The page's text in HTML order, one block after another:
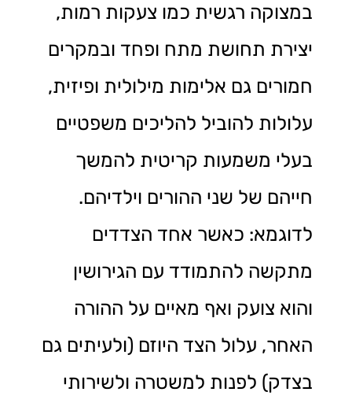
במצוקה רגשית כמו צעקות רמות,
יצירת תחושת מתח ופחד ובמקרים
חמורים גם אלימות מילולית ופיזית,
עלולות להוביל להליכים משפטיים
בעלי משמעות קריטית להמשך
חייהם של שני ההורים וילדיהם.
לדוגמא: כאשר אחד הצדדים
מתקשה להתמודד עם הגירושין
והוא צועק ואף מאיים על ההורה
האחר, עלול הצד היוזם (ולעיתים גם
בצדק) לפנות למשטרה ולשירותי